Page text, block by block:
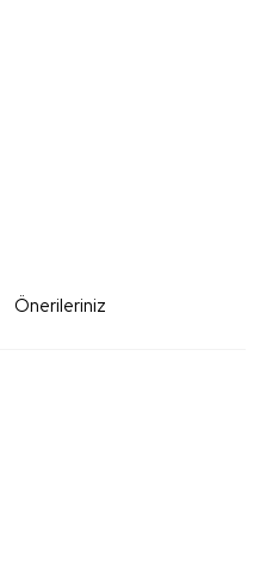
Önerileriniz